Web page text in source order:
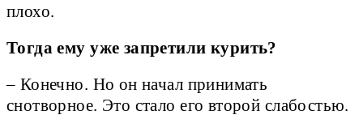
плохо.
Тогда ему уже запретили курить?
– Конечно. Но он начал принимать
снотворное. Это стало его второй слабостью.